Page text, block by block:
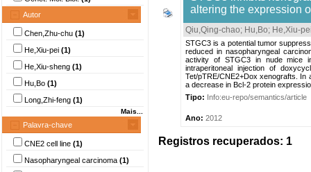
Autor
Chen,Zhu-chu (1)
He,Xiu-pei (1)
He,Xiu-sheng (1)
Hu,Bo (1)
Long,Zhi-feng (1)
Mais...
Palavra-chave
CNE2 cell line (1)
Nasopharyngeal carcinoma (1)
altering the expression
Qiu,Qing-chao; Hu,Bo; He,Xiu-
STGC3 is a potential tumor
reduced in nasopharyngeal
activity of STGC3 in nude mice
intraperitoneal injection of
Tet/pTRE/CNE2+Dox xenografts. In
a decrease in Bcl-2 protein
Tipo: Info:eu-repo/semantics/article
Ano: 2012
Registros recuperados: 1